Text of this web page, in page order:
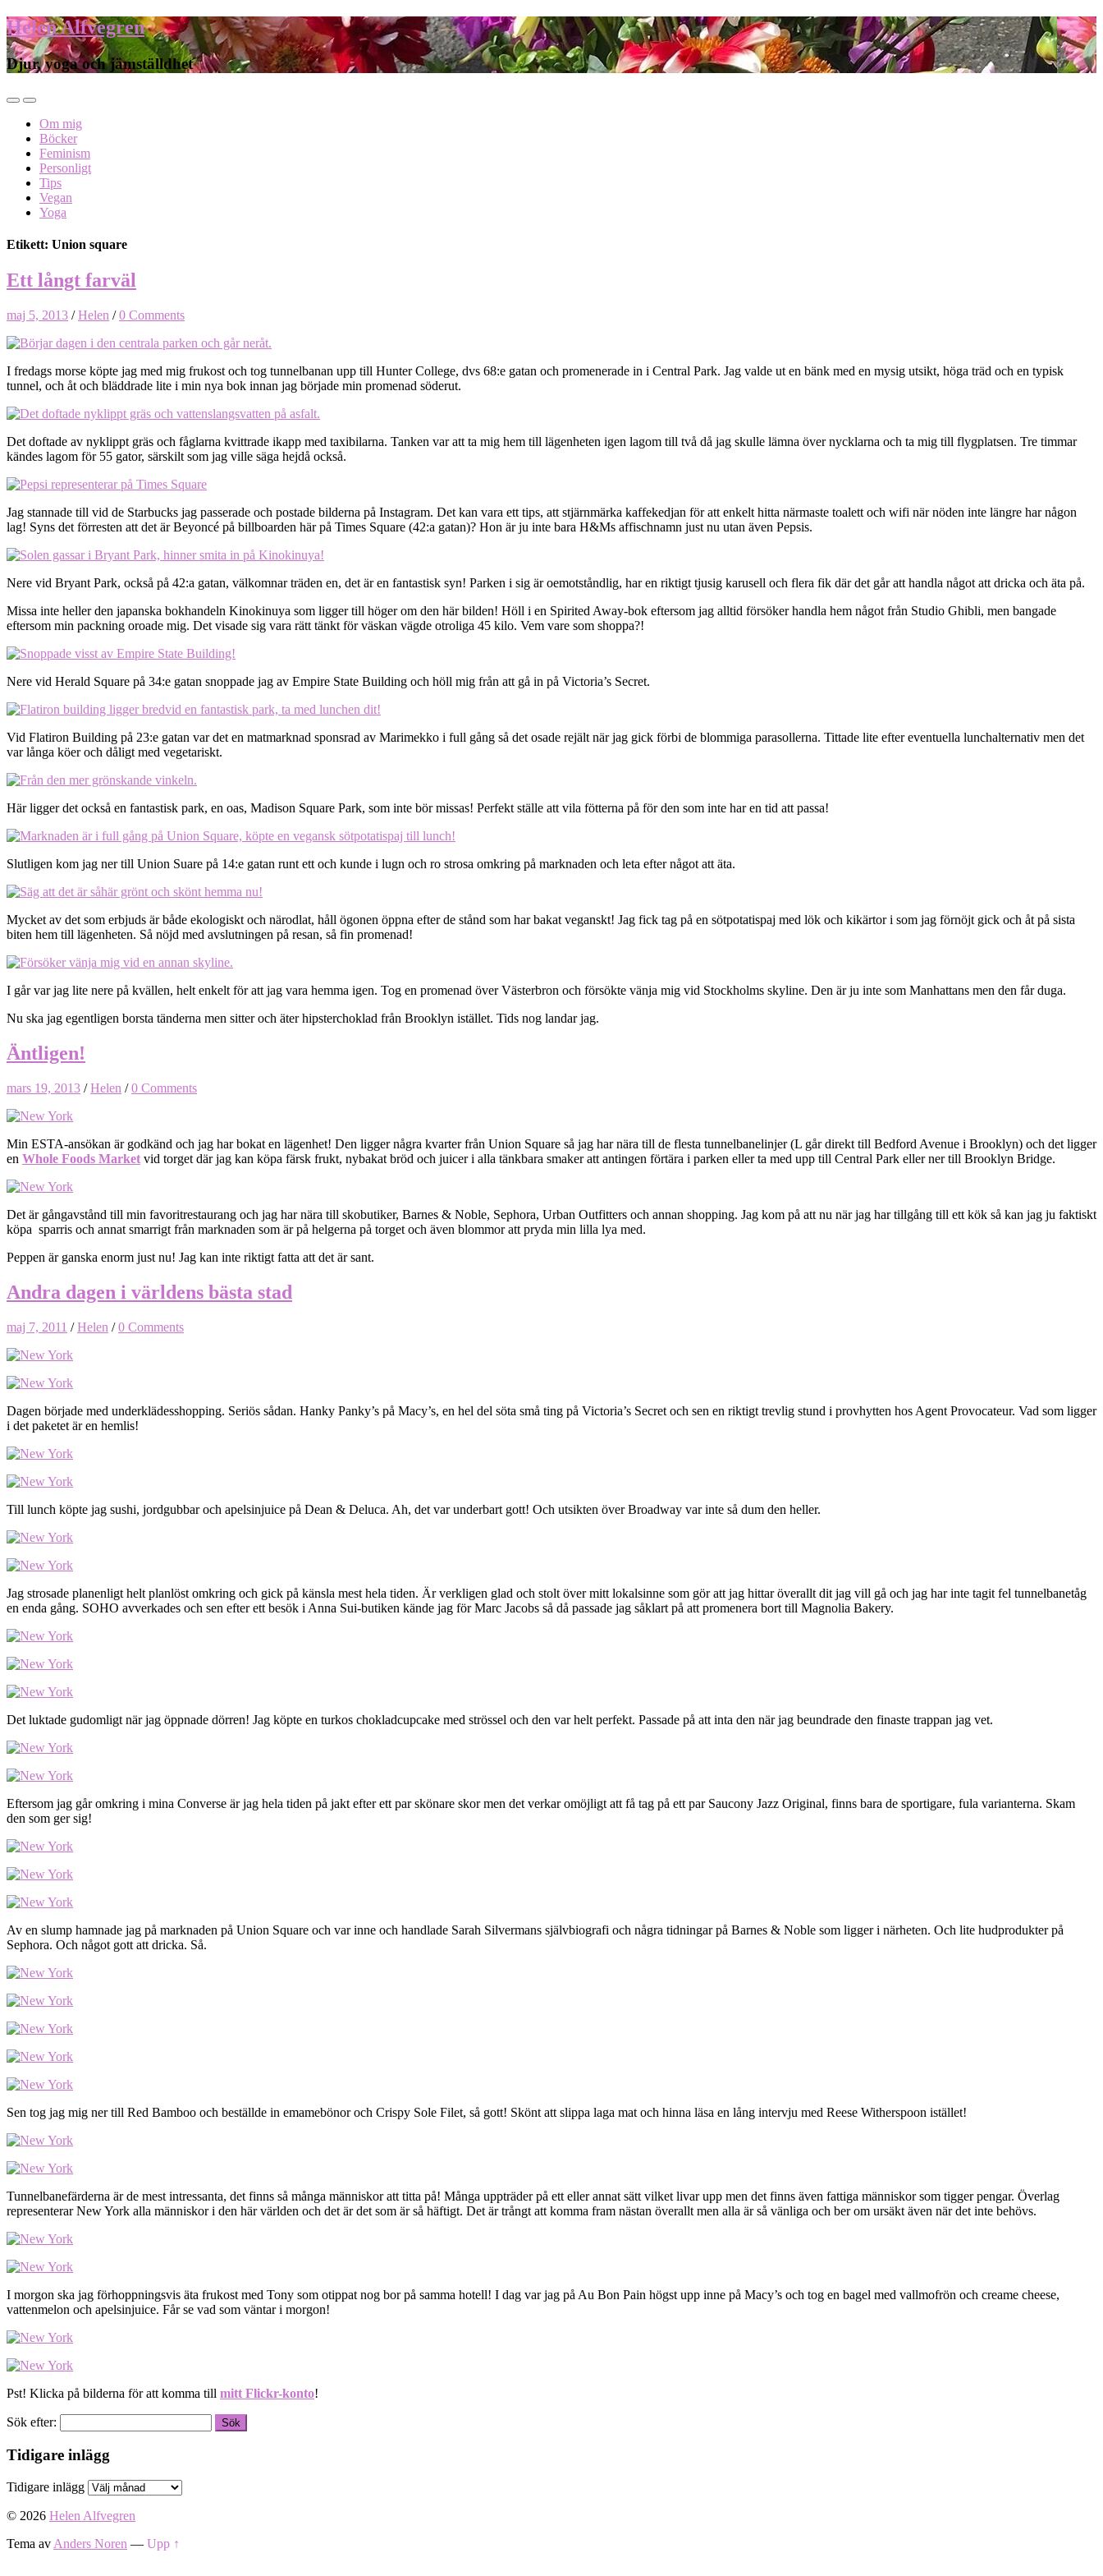
Helen Alfvegren
Djur, yoga och jämställdhet
Om mig
Böcker
Feminism
Personligt
Tips
Vegan
Yoga
Etikett: Union square
Ett långt farväl
maj 5, 2013 /Helen /0 Comments
I fredags morse köpte jag med mig frukost och tog tunnelbanan upp till Hunter College, dvs 68:e gatan och promenerade in i Central Park. Jag valde ut en bänk med en mysig utsikt, höga träd och en typisk
tunnel, och åt och bläddrade lite i min nya bok innan jag började min promenad söderut.
Det doftade av nyklippt gräs och fåglarna kvittrade ikapp med taxibilarna. Tanken var att ta mig hem till lägenheten igen lagom till två då jag skulle lämna över nycklarna och ta mig till flygplatsen. Tre timmar
kändes lagom för 55 gator, särskilt som jag ville säga hejdå också.
Jag stannade till vid de Starbucks jag passerade och postade bilderna på Instagram. Det kan vara ett tips, att stjärnmärka kaffekedjan för att enkelt hitta närmaste toalett och wifi när nöden inte längre har någon
lag! Syns det förresten att det är Beyoncé på billboarden här på Times Square (42:a gatan)? Hon är ju inte bara H&Ms affischnamn just nu utan även Pepsis.
Nere vid Bryant Park, också på 42:a gatan, välkomnar träden en, det är en fantastisk syn! Parken i sig är oemotståndlig, har en riktigt tjusig karusell och flera fik där det går att handla något att dricka och äta på.
Missa inte heller den japanska bokhandeln Kinokinuya som ligger till höger om den här bilden! Höll i en Spirited Away-bok eftersom jag alltid försöker handla hem något från Studio Ghibli, men bangade
eftersom min packning oroade mig. Det visade sig vara rätt tänkt för väskan vägde otroliga 45 kilo. Vem vare som shoppa?!
Nere vid Herald Square på 34:e gatan snoppade jag av Empire State Building och höll mig från att gå in på Victoria’s Secret.
Vid Flatiron Building på 23:e gatan var det en matmarknad sponsrad av Marimekko i full gång så det osade rejält när jag gick förbi de blommiga parasollerna. Tittade lite efter eventuella lunchalternativ men det
var långa köer och dåligt med vegetariskt.
Här ligger det också en fantastisk park, en oas, Madison Square Park, som inte bör missas! Perfekt ställe att vila fötterna på för den som inte har en tid att passa!
Slutligen kom jag ner till Union Suare på 14:e gatan runt ett och kunde i lugn och ro strosa omkring på marknaden och leta efter något att äta.
Mycket av det som erbjuds är både ekologiskt och närodlat, håll ögonen öppna efter de stånd som har bakat veganskt! Jag fick tag på en sötpotatispaj med lök och kikärtor i som jag förnöjt gick och åt på sista
biten hem till lägenheten. Så nöjd med avslutningen på resan, så fin promenad!
I går var jag lite nere på kvällen, helt enkelt för att jag vara hemma igen. Tog en promenad över Västerbron och försökte vänja mig vid Stockholms skyline. Den är ju inte som Manhattans men den får duga.
Nu ska jag egentligen borsta tänderna men sitter och äter hipsterchoklad från Brooklyn istället. Tids nog landar jag.
Äntligen!
mars 19, 2013 /Helen /0 Comments
Min ESTA-ansökan är godkänd och jag har bokat en lägenhet! Den ligger några kvarter från Union Square så jag har nära till de flesta tunnelbanelinjer (L går direkt till Bedford Avenue i Brooklyn) och det ligger
en Whole Foods Market vid torget där jag kan köpa färsk frukt, nybakat bröd och juicer i alla tänkbara smaker att antingen förtära i parken eller ta med upp till Central Park eller ner till Brooklyn Bridge.
Det är gångavstånd till min favoritrestaurang och jag har nära till skobutiker, Barnes & Noble, Sephora, Urban Outfitters och annan shopping. Jag kom på att nu när jag har tillgång till ett kök så kan jag ju faktiskt
köpa sparris och annat smarrigt från marknaden som är på helgerna på torget och även blommor att pryda min lilla lya med.
Peppen är ganska enorm just nu! Jag kan inte riktigt fatta att det är sant.
Andra dagen i världens bästa stad
maj 7, 2011 /Helen /0 Comments
Dagen började med underklädesshopping. Seriös sådan. Hanky Panky’s på Macy’s, en hel del söta små ting på Victoria’s Secret och sen en riktigt trevlig stund i provhytten hos Agent Provocateur. Vad som ligger
i det paketet är en hemlis!
Till lunch köpte jag sushi, jordgubbar och apelsinjuice på Dean & Deluca. Ah, det var underbart gott! Och utsikten över Broadway var inte så dum den heller.
Jag strosade planenligt helt planlöst omkring och gick på känsla mest hela tiden. Är verkligen glad och stolt över mitt lokalsinne som gör att jag hittar överallt dit jag vill gå och jag har inte tagit fel tunnelbanetåg
en enda gång. SOHO avverkades och sen efter ett besök i Anna Sui-butiken kände jag för Marc Jacobs så då passade jag såklart på att promenera bort till Magnolia Bakery.
Det luktade gudomligt när jag öppnade dörren! Jag köpte en turkos chokladcupcake med strössel och den var helt perfekt. Passade på att inta den när jag beundrade den finaste trappan jag vet.
Eftersom jag går omkring i mina Converse är jag hela tiden på jakt efter ett par skönare skor men det verkar omöjligt att få tag på ett par Saucony Jazz Original, finns bara de sportigare, fula varianterna. Skam
den som ger sig!
Av en slump hamnade jag på marknaden på Union Square och var inne och handlade Sarah Silvermans självbiografi och några tidningar på Barnes & Noble som ligger i närheten. Och lite hudprodukter på
Sephora. Och något gott att dricka. Så.
Sen tog jag mig ner till Red Bamboo och beställde in emamebönor och Crispy Sole Filet, så gott! Skönt att slippa laga mat och hinna läsa en lång intervju med Reese Witherspoon istället!
Tunnelbanefärderna är de mest intressanta, det finns så många människor att titta på! Många uppträder på ett eller annat sätt vilket livar upp men det finns även fattiga människor som tigger pengar. Överlag
representerar New York alla människor i den här världen och det är det som är så häftigt. Det är trångt att komma fram nästan överallt men alla är så vänliga och ber om ursäkt även när det inte behövs.
I morgon ska jag förhoppningsvis äta frukost med Tony som otippat nog bor på samma hotell! I dag var jag på Au Bon Pain högst upp inne på Macy’s och tog en bagel med vallmofrön och creame cheese,
vattenmelon och apelsinjuice. Får se vad som väntar i morgon!
Pst! Klicka på bilderna för att komma till mitt Flickr-konto!
Sök efter:
Tidigare inlägg
Tidigare inlägg
© 2026 Helen Alfvegren
Tema av Anders Noren — Upp ↑